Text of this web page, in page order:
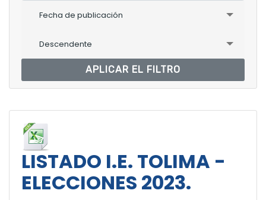
Fecha de publicación
Descendente
APLICAR EL FILTRO
LISTADO I.E. TOLIMA -
ELECCIONES 2023.